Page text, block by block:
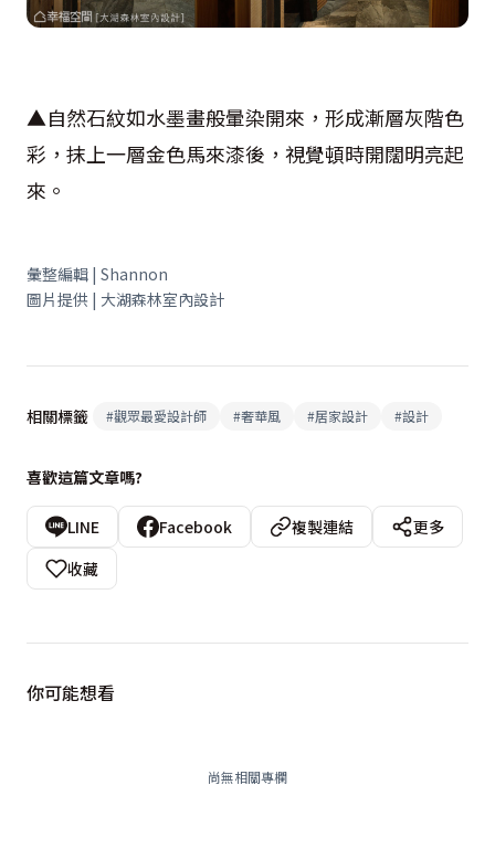
▲自然石紋如水墨畫般暈染開來，形成漸層灰階色
彩，抹上一層金色馬來漆後，視覺頓時開闊明亮起
來。
彙整編輯 | Shannon
圖片提供 | 大湖森林室內設計
相關標籤 #觀眾最愛設計師 #奢華風 #居家設計 #設計
喜歡這篇文章嗎?
LINE Facebook 複製連結
更多
收藏
你可能想看
尚無相關專欄